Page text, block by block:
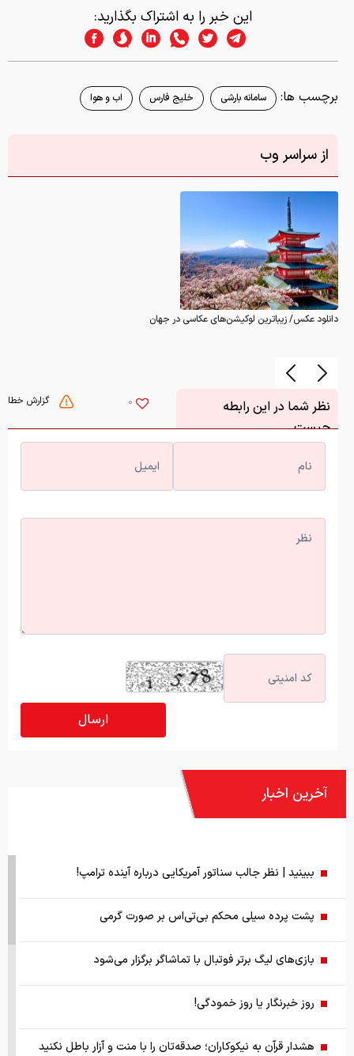
این خبر را به اشتراک بگذارید:
برچسب ها: سامانه بارشی خلیج فارس اب و هوا
از سراسر وب
دانلود عکس/ زیباترین لوکیشن‌های عکاسی در جهان
گزارش خطا 0
نظر شما در این رابطه
چیست
آخرین اخبار
ببینید | نظر جالب سناتور آمریکایی درباره آینده ترامپ!
پشت پرده سیلی محکم بی‌تی‌اس بر صورت گرمی
بازی‌های لیگ برتر فوتبال با تماشاگر برگزار می‌شود
روز خبرنگار یا روز خمودگی!
هشدار قرآن به نیکوکاران؛ صدقه‌تان را با منت و آزار باطل نکنید